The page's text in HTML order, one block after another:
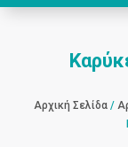
Αρχική Σελίδα/